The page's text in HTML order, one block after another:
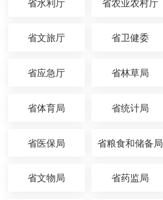
省文旅厅 省卫健委
省应急厅 省林草局
省体育局 省统计局
省医保局 省粮食和储备局
省文物局 省药监局